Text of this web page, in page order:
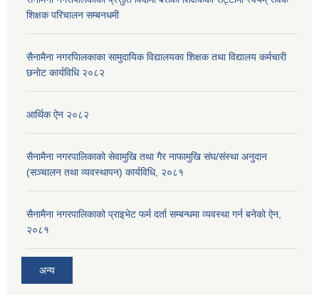
शिक्षक परिचालन सम्बनधमी
सैनामैना नगरपािलकाका सामुदायिक विद्यालयका शिक्षक तथा विद्यालय कर्मचारी
छनाेट कार्यविधि २०८२
आर्थिक ऐन २०८२
सैनामैना नगरपालिकाको सेवामुखि तथा गैर नाफामुखि संघ/संस्था अनुदान
(सञ्चालन तथा व्यवस्थापन) कार्यविधि, २०८१
सैनामैना नगरपालिकाको प्राइभेट फर्म दर्ता सम्बन्धमा व्यवस्था गर्न बनेको ऐन,
२०८१
अन्य